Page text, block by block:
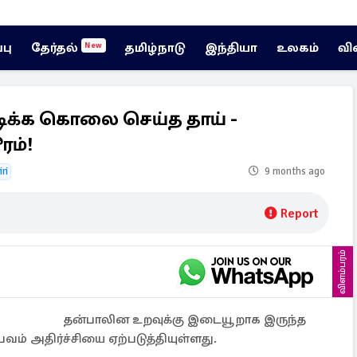
தேர்தல் New தமிழ்நாடு இந்தியா உலகம்
கொலை செய்த தாய் -
9 months ago
Report
விளம்பரம்
தன்பாலின உறவுக்கு இடையூறாக இருந்த
அதிர்ச்சியை ஏற்படுத்தியுள்ளது.